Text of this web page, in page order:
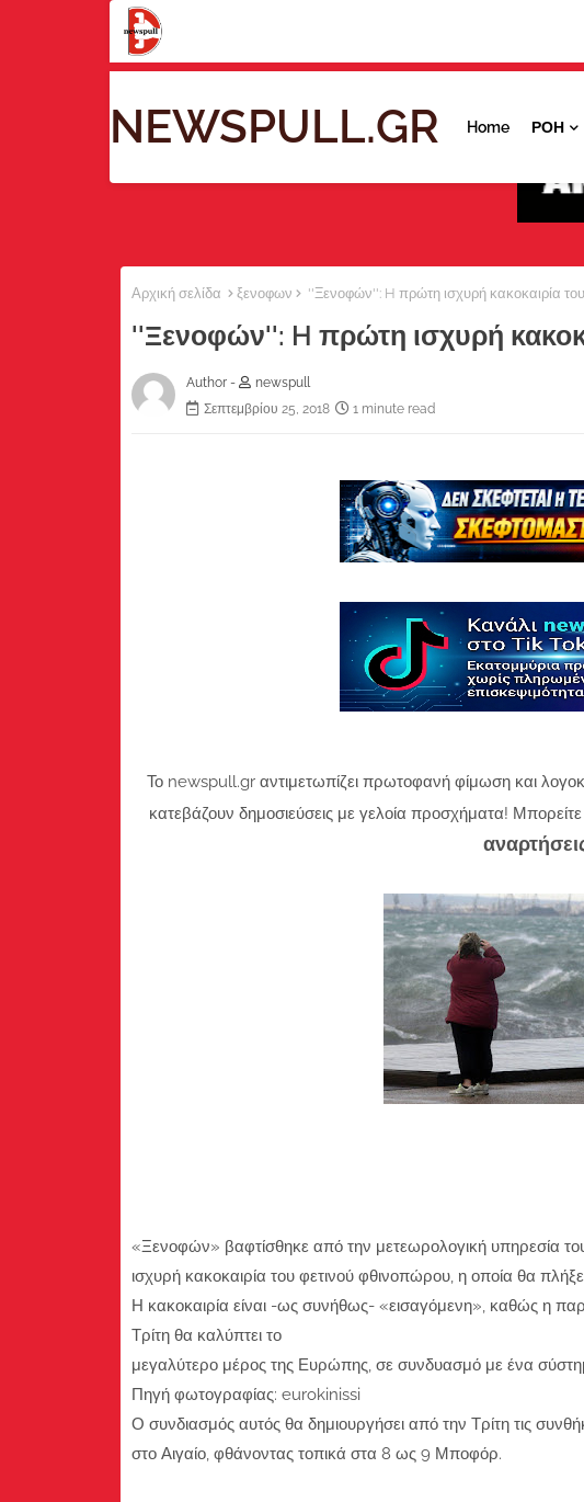
NEWSPULL.GR Home ΡΟΗ
Αρχική σελίδα ξενοφων ''Ξενοφών'': H πρώτη ισχυρή κακοκαιρία
''Ξενοφών'': H πρώτη ισχυρή
Author -
newspull
Σεπτεμβρίου 25, 2018
1 minute read
Το newspull.gr αντιμετωπίζει πρωτοφανή φίμωση και
κατεβάζουν δημοσιεύσεις με γελοία προσχήματα!
«Ξενοφών» βαφτίσθηκε από την μετεωρολογική υπηρεσία
ισχυρή κακοκαιρία του φετινού φθινοπώρου, η οποία θα
Η κακοκαιρία είναι -ως συνήθως- «εισαγόμενη», καθώς η
Τρίτη θα καλύπτει το
μεγαλύτερο μέρος της Ευρώπης, σε συνδυασμό με ένα
Πηγή φωτογραφίας: eurokinissi
Ο συνδιασμός αυτός θα δημιουργήσει από την Τρίτη τις
στο Αιγαίο, φθάνοντας τοπικά στα 8 ως 9 Μποφόρ.